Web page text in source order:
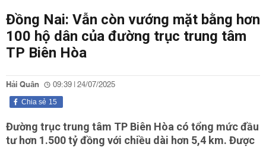
Đồng Nai: Vẫn còn vướng mặt bằng hơn
100 hộ dân của đường trục trung tâm
TP Biên Hòa
Hải Quân 09:39 | 24/07/2025
15
Chia sẻ
Đường trục trung tâm TP Biên Hòa có tổng mức đầu
tư hơn 1.500 tỷ đồng với chiều dài hơn 5,4 km. Được